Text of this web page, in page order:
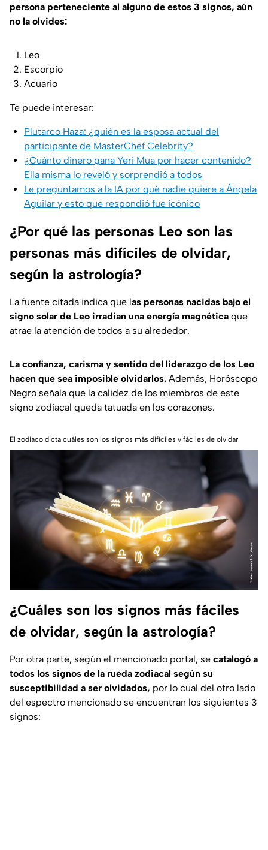
persona perteneciente al alguno de estos 3 signos, aún
no la olvides:
Leo
Escorpio
Acuario
Te puede interesar:
Plutarco Haza: ¿quién es la esposa actual del
participante de MasterChef Celebrity?
¿Cuánto dinero gana Yeri Mua por hacer contenido?
Ella misma lo reveló y sorprendió a todos
Le preguntamos a la IA por qué nadie quiere a Ángela
Aguilar y esto que respondió fue icónico
¿Por qué las personas Leo son las
personas más difíciles de olvidar,
según la astrología?
La fuente citada indica que las personas nacidas bajo el
signo solar de Leo irradian una energía magnética que
atrae la atención de todos a su alrededor.
La confianza, carisma y sentido del liderazgo de los Leo
hacen que sea imposible olvidarlos. Además, Horóscopo
Negro señala que la calidez de los miembros de este
signo zodiacal queda tatuada en los corazones.
El zodiaco dicta cuáles son los signos más difíciles y fáciles de olvidar
¿Cuáles son los signos más fáciles
de olvidar, según la astrología?
Por otra parte, según el mencionado portal, se catalogó a
todos los signos de la rueda zodiacal según su
susceptibilidad a ser olvidados, por lo cual del otro lado
del espectro mencionado se encuentran los siguientes 3
signos: